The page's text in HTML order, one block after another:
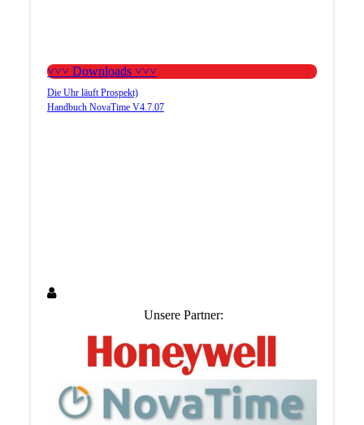
˅˅˅ Downloads ˅˅˅
Die Uhr läuft Prospekt)
Handbuch NovaTime V4.7.07
Unsere Partner: